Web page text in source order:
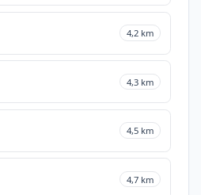
4,2 km
4,3 km
4,5 km
4,7 km